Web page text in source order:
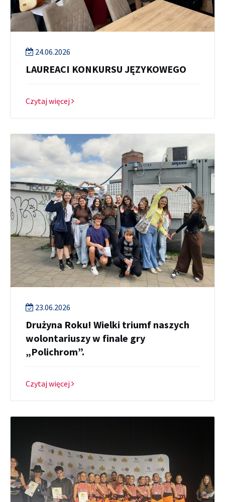
24.06.2026
LAUREACI KONKURSU JĘZYKOWEGO
Czytaj więcej
23.06.2026
Drużyna Roku! Wielki triumf naszych
wolontariuszy w finale gry
„Polichrom”.
Czytaj więcej